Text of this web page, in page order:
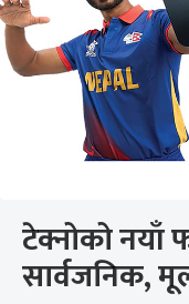
टेक्नोको नयाँ
सार्वजनिक,